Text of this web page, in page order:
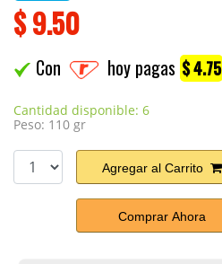
$9.50
Con hoy pagas $ 4.75
Cantidad disponible: 6
Peso: 110 gr
Agregar al Carrito
Comprar Ahora